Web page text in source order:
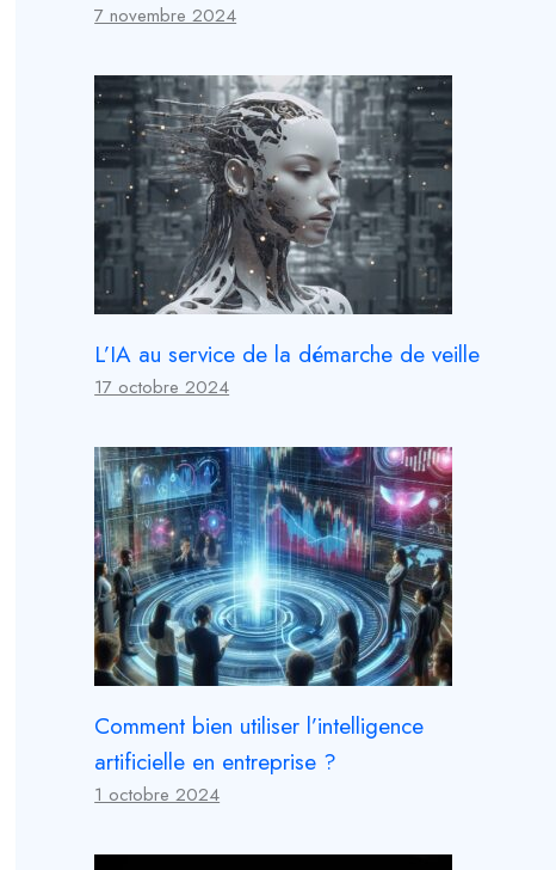
7 novembre 2024
L’IA au service de la démarche de veille
17 octobre 2024
Comment bien utiliser l’intelligence
artificielle en entreprise ?
1 octobre 2024